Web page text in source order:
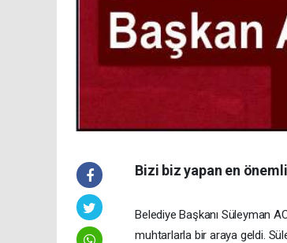
Bizi biz yapan en
Belediye Başkanı Süleyman
muhtarlarla bir araya geldi.